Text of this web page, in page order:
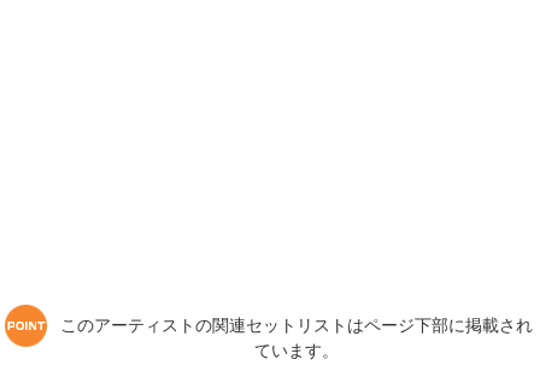
このアーティストの関連セットリストはページ下部に掲載され
ています。